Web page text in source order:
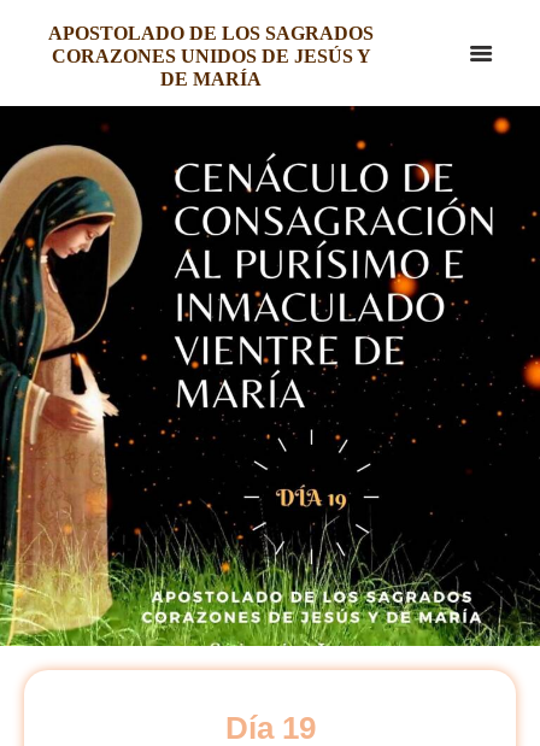
APOSTOLADO DE LOS SAGRADOS
CORAZONES UNIDOS DE JESÚS Y
DE MARÍA
CENÁCULO DE CONSAGRACIÓN
AL PURÍSIMO E INMACULADO
VIENTRE DE MARÍA – DÍA 19
Día 19